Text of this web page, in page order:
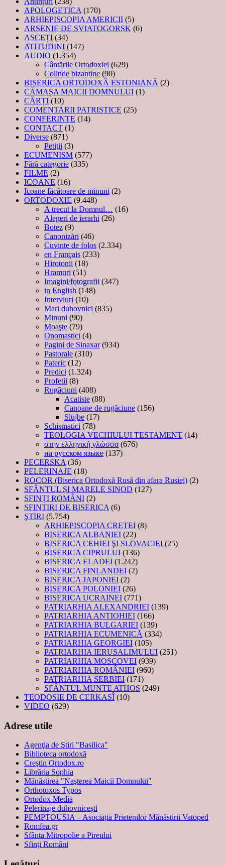
APOLOGETICA (170)
ARHIEPISCOPIA AMERICII (5)
ARSENIE DE SVIATOGORSK (6)
ASCEȚI (34)
ATITUDINI (147)
AUDIO (1.354)
Cântările Ortodoxiei (629)
Colinde bizantine (90)
BISERICA ORTODOXĂ ESTONIANĂ (2)
CĂMAȘA MAICII DOMNULUI (1)
CĂRȚI (10)
COMENTARII PATRISTICE (25)
CONFERINTE (14)
CONTACT (1)
Diverse (871)
Petiţii (3)
ECUMENISM (577)
Fără categorie (335)
FILME (2)
ICOANE (16)
Icoane făcătoare de minuni (2)
ORTODOXIE (9.448)
A trecut la Domnul… (16)
Alegeri de ierarhi (26)
Botez (9)
Canonizări (46)
Cuvinte de folos (2.334)
en Français (233)
Hirotonii (18)
Hramuri (51)
Imagini/fotografii (347)
in English (148)
Interviuri (10)
Mari duhovnici (835)
Minuni (90)
Moaşte (79)
Onomastici (4)
Pagini de Sinaxar(934)
Pastorale (310)
Pateric (12)
Predici (1.324)
Profetii (8)
Rugăciuni (408)
Acatiste (88)
Canoane de rugăciune (156)
Slujbe (17)
Schismatici (78)
TEOLOGIA VECHIULUI TESTAMENT (14)
στην ελληνική γλώσσα (676)
на русском языке (137)
PECERSKA (36)
PELERINAJE (18)
ROCOR (Biserica Ortodoxă Rusă din afara Rusiei) (2)
SFÂNTUL ȘI MARELE SINOD (127)
SFINȚI ROMÂNI (2)
SFINTIRI DE BISERICA (6)
ŞTIRI (5.754)
ARHIEPISCOPIA CRETEI (8)
BISERICA ALBANIEI (22)
BISERICA CEHIEI ŞI SLOVACIEI (25)
BISERICA CIPRULUI (136)
BISERICA ELADEI (1.242)
BISERICA FINLANDEI (2)
BISERICA JAPONIEI (2)
BISERICA POLONIEI (26)
BISERICA UCRAINEI (771)
PATRIARHIA ALEXANDRIEI (139)
PATRIARHIA ANTIOHIEI (166)
PATRIARHIA BULGARIEI (139)
PATRIARHIA ECUMENICĂ (334)
PATRIARHIA GEORGIEI (105)
PATRIARHIA IERUSALIMULUI (251)
PATRIARHIA MOSCOVEI (939)
PATRIARHIA ROMÂNIEI (960)
PATRIARHIA SERBIEI (171)
SFÂNTUL MUNTE ATHOS (249)
TEODOSIE DE CERKASÎ (10)
VIDEO (629)
Adrese utile
Agenţia de Ştiri "Basilica"
Biblioteca ortodoxă
Creştin Ortodox.ro
Librăria Sophia
Mănăstirea "Naşterea Maicii Domnului"
Orthotoxos Typos
Ortodox Media
Pelerinaje duhovnicești
PEMPTOUSIA – Asociația Prietenilor Mănăstirii Vatoped
Romfea.gr
Sfânta Mitropolie a Pireului
Sfinţi Români